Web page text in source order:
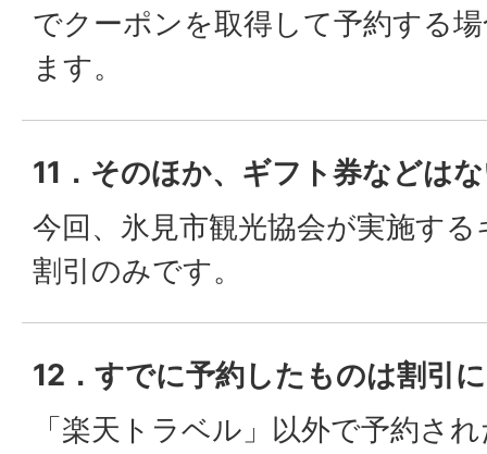
でクーポンを取得して予約する
ます。
11．そのほか、ギフト券などは
今回、氷見市観光協会が実施す
割引のみです。
12．すでに予約したものは割引
「楽天トラベル」以外で予約さ